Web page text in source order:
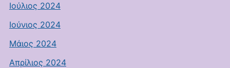
Ιούλιος 2024
Ιούνιος 2024
Μάιος 2024
Απρίλιος 2024